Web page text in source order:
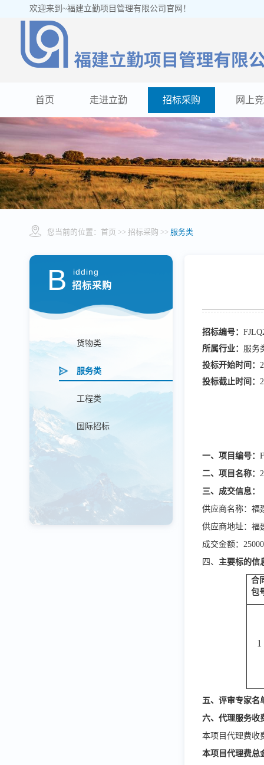
欢迎来到~福建立勤项目管理有限公司官网！
首页 走进立勤 招标采购 网上
您当前的位置： 首页 >> 招标采购 >> 服务类
B idding
招标采购
货物类
服务类
工程类
国际招标
招标编号：
所属行业： 服务
投标开始时间：
投标截止时间：
一、项目编号：
二、项目名称：
三、 成交信息 ：
供应商名称：福
供应商地址：福
成交金额：
四、 主要标的信
合
包
1
五、评审专家名
六、代理服务收
本项目代理费收
本项目代理费总